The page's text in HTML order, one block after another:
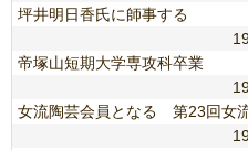
坪井明日香氏に師事する
帝塚山短期大学専攻科卒業
女流陶芸会員となる 第23回女